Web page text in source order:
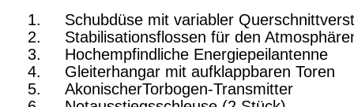
Schubdüse mit variabler
Stabilisationsflossen für den
Hochempfindliche Energiepeilantenne
Gleiterhangar mit aufklappbaren Toren
AkonischerTorbogen-Transmitter